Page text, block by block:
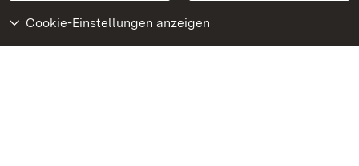
Cookie-Einstellungen anzeigen
Weiteres